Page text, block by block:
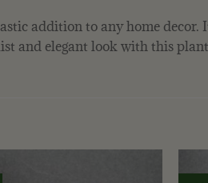
addition to any home decor.
and elegant look with this